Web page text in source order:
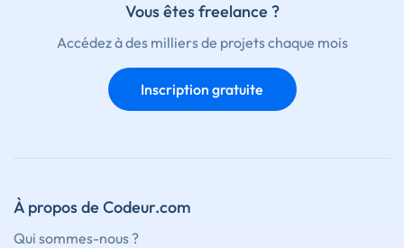
Vous êtes freelance ?
Accédez à des milliers de projets chaque mois
Inscription gratuite
À propos de Codeur.com
Qui sommes-nous ?